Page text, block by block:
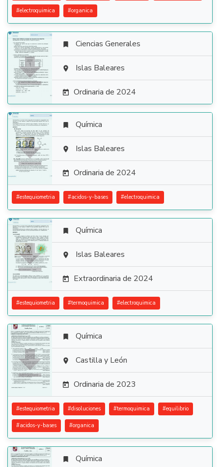
#electroquimica #organica

 Ciencias Generales
 Islas Baleares
 Ordinaria de 2024

 Química
 Islas Baleares
 Ordinaria de 2024
#estequiometria #acidos-y-bases #electroquimica

 Química
 Islas Baleares
 Extraordinaria de 2024
#estequiometria #termoquimica #electroquimica

 Química
 Castilla y León
 Ordinaria de 2023
#estequiometria #disoluciones #termoquimica #equilibrio
#acidos-y-bases #organica
 Química